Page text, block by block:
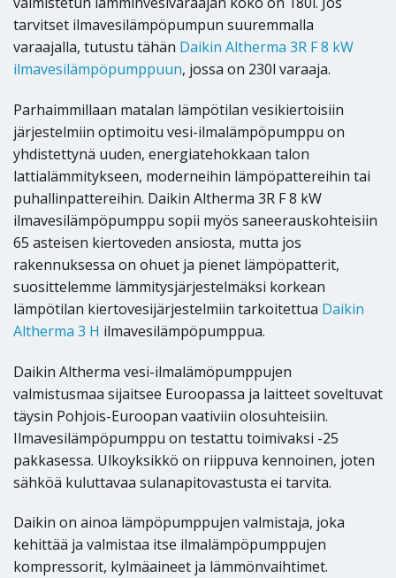
tarvitset ilmavesilämpöpumpun suuremmalla
varaajalla, tutustu tähän Daikin Altherma 3R F 8 kW
ilmavesilämpöpumppuun, jossa on 230l varaaja.
Parhaimmillaan matalan lämpötilan vesikiertoisiin
järjestelmiin optimoitu vesi-ilmalämpöpumppu on
yhdistettynä uuden, energiatehokkaan talon
lattialämmitykseen, moderneihin lämpöpattereihin tai
puhallinpattereihin. Daikin Altherma 3R F 8 kW
ilmavesilämpöpumppu sopii myös saneerauskohteisiin
65 asteisen kiertoveden ansiosta, mutta jos
rakennuksessa on ohuet ja pienet lämpöpatterit,
suosittelemme lämmitysjärjestelmäksi korkean
lämpötilan kiertovesijärjestelmiin tarkoitettua Daikin
Altherma 3 H ilmavesilämpöpumppua.
Daikin Altherma vesi-ilmalämöpumppujen
valmistusmaa sijaitsee Euroopassa ja laitteet soveltuvat
täysin Pohjois-Euroopan vaativiin olosuhteisiin.
Ilmavesilämpöpumppu on testattu toimivaksi -25
pakkasessa. Ulkoyksikkö on riippuva kennoinen, joten
sähköä kuluttavaa sulanapitovastusta ei tarvita.
Daikin on ainoa lämpöpumppujen valmistaja, joka
kehittää ja valmistaa itse ilmalämpöpumppujen
kompressorit, kylmäaineet ja lämmönvaihtimet.